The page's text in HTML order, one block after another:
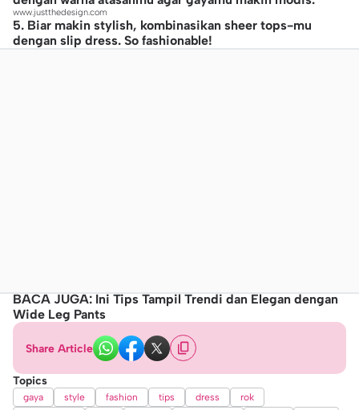
www.justthedesign.com
5. Biar makin stylish, kombinasikan sheer tops-mu
dengan slip dress. So fashionable!
BACA JUGA: Ini Tips Tampil Trendi dan Elegan dengan
Wide Leg Pants
Share Article
Topics
gaya style fashion tips dress
rok